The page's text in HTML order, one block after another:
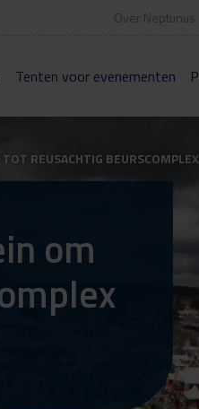
Over Neptunus
Tenten voor evenementen
REUSACHTIG
om